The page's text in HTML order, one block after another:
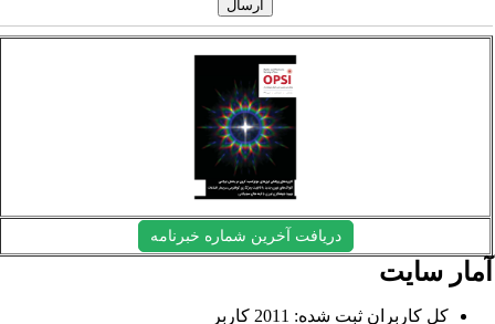
دریافت آخرین شماره خبرنامه
سایت
کل کاربران ثبت شده: 2011 کاربر